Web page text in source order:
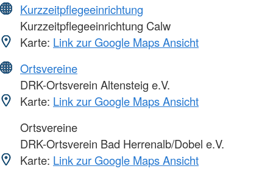
Kurzzeitpflegeeinrichtung
Kurzzeitpflegeeinrichtung Calw
Karte: Link zur Google Maps Ansicht
Ortsvereine
DRK-Ortsverein Altensteig e.V.
Karte: Link zur Google Maps Ansicht
Ortsvereine
DRK-Ortsverein Bad Herrenalb/Dobel e.V.
Karte: Link zur Google Maps Ansicht